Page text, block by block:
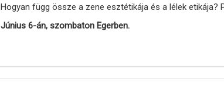
Hogyan függ össze a zene esztétikája és a lélek etikája?
Június 6-án, szombaton Egerben.